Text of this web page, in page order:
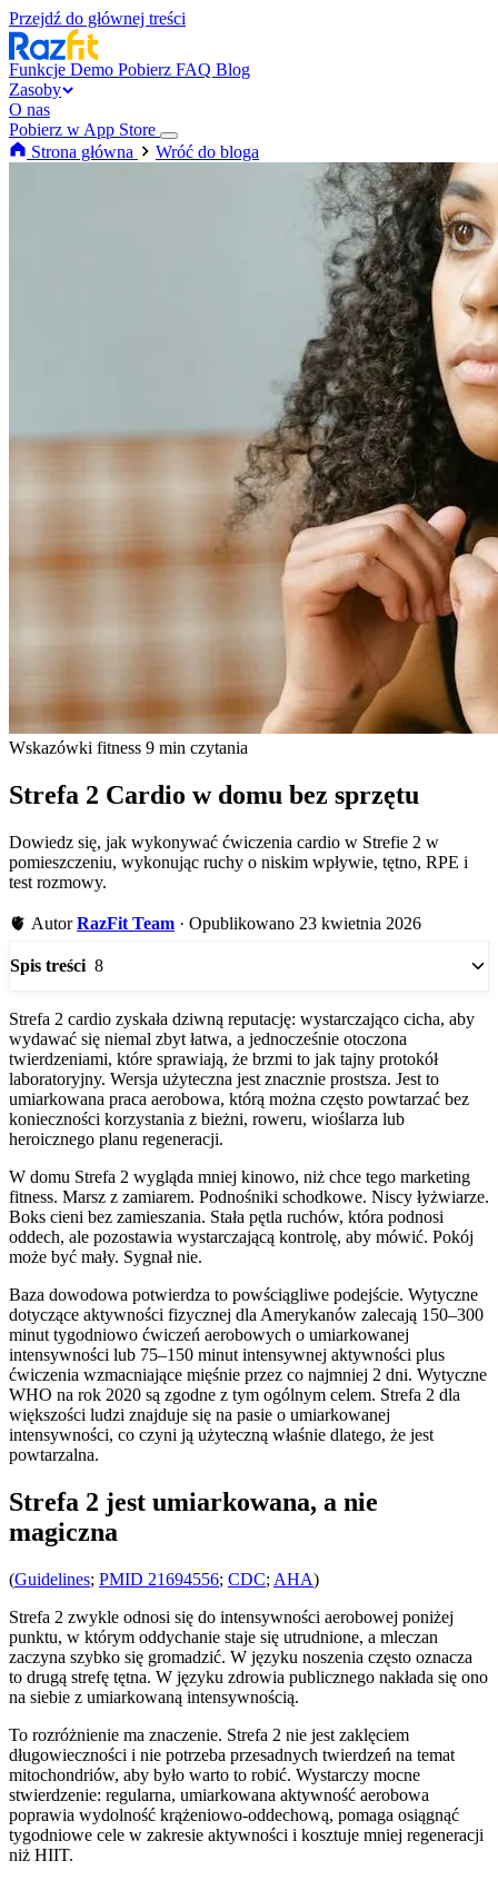
Przejdź do głównej treści
Funkcje Demo Pobierz FAQ Blog
Zasoby
O nas
Pobierz w App Store
Strona główna
Wróć do bloga
Wskazówki fitness 9 min czytania
Strefa 2 Cardio w domu bez sprzętu
Dowiedz się, jak wykonywać ćwiczenia cardio w Strefie 2 w
pomieszczeniu, wykonując ruchy o niskim wpływie, tętno, RPE i
test rozmowy.
🫀 AutorRazFit Team · Opublikowano 23 kwietnia 2026
Spis treści 8
Strefa 2 cardio zyskała dziwną reputację: wystarczająco cicha, aby
wydawać się niemal zbyt łatwa, a jednocześnie otoczona
twierdzeniami, które sprawiają, że brzmi to jak tajny protokół
laboratoryjny. Wersja użyteczna jest znacznie prostsza. Jest to
umiarkowana praca aerobowa, którą można często powtarzać bez
konieczności korzystania z bieżni, roweru, wioślarza lub
heroicznego planu regeneracji.
W domu Strefa 2 wygląda mniej kinowo, niż chce tego marketing
fitness. Marsz z zamiarem. Podnośniki schodkowe. Niscy łyżwiarze.
Boks cieni bez zamieszania. Stała pętla ruchów, która podnosi
oddech, ale pozostawia wystarczającą kontrolę, aby mówić. Pokój
może być mały. Sygnał nie.
Baza dowodowa potwierdza to powściągliwe podejście. Wytyczne
dotyczące aktywności fizycznej dla Amerykanów zalecają 150–300
minut tygodniowo ćwiczeń aerobowych o umiarkowanej
intensywności lub 75–150 minut intensywnej aktywności plus
ćwiczenia wzmacniające mięśnie przez co najmniej 2 dni. Wytyczne
WHO na rok 2020 są zgodne z tym ogólnym celem. Strefa 2 dla
większości ludzi znajduje się na pasie o umiarkowanej
intensywności, co czyni ją użyteczną właśnie dlatego, że jest
powtarzalna.
Strefa 2 jest umiarkowana, a nie
magiczna
(Guidelines; PMID 21694556; CDC; AHA)
Strefa 2 zwykle odnosi się do intensywności aerobowej poniżej
punktu, w którym oddychanie staje się utrudnione, a mleczan
zaczyna szybko się gromadzić. W języku noszenia często oznacza
to drugą strefę tętna. W języku zdrowia publicznego nakłada się ono
na siebie z umiarkowaną intensywnością.
To rozróżnienie ma znaczenie. Strefa 2 nie jest zaklęciem
długowieczności i nie potrzeba przesadnych twierdzeń na temat
mitochondriów, aby było warto to robić. Wystarczy mocne
stwierdzenie: regularna, umiarkowana aktywność aerobowa
poprawia wydolność krążeniowo-oddechową, pomaga osiągnąć
tygodniowe cele w zakresie aktywności i kosztuje mniej regeneracji
niż HIIT.